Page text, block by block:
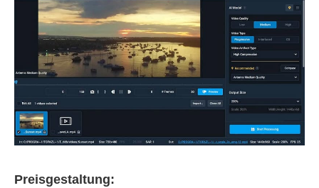
Preisgestaltung: